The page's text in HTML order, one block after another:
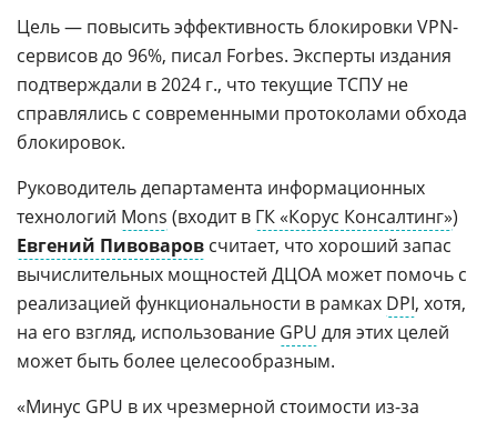
Цель — повысить эффективность блокировки VPN-
сервисов до 96%, писал Forbes. Эксперты издания
подтверждали в 2024 г., что текущие ТСПУ не
справлялись с современными протоколами обхода
блокировок.
Руководитель департамента информационных
технологий Mons (входит в ГК «Корус Консалтинг»)
Евгений Пивоваров считает, что хороший запас
вычислительных мощностей ДЦОА может помочь с
реализацией функциональности в рамках DPI, хотя,
на его взгляд, использование GPU для этих целей
может быть более целесообразным.
«Минус GPU в их чрезмерной стоимости из-за